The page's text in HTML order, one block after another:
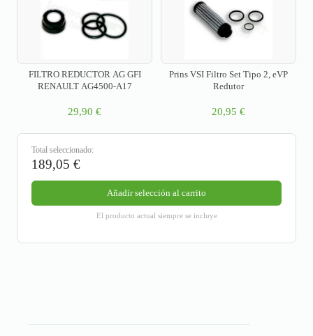
FILTRO REDUCTOR AG GFI
RENAULT AG4500-A17
29,90 €
Prins VSI Filtro Set Tipo 2, eVP
Redutor
20,95 €
Total seleccionado:
189,05 €
Añadir selección al carrito
El producto actual siempre se incluye